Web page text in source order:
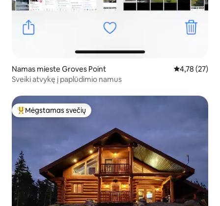
Namas mieste Groves Point Vidutinis
4,78 (27)
Sveiki atvykę į paplūdimio namus
Svečių mėgstamiausias
Mėgstamas svečių